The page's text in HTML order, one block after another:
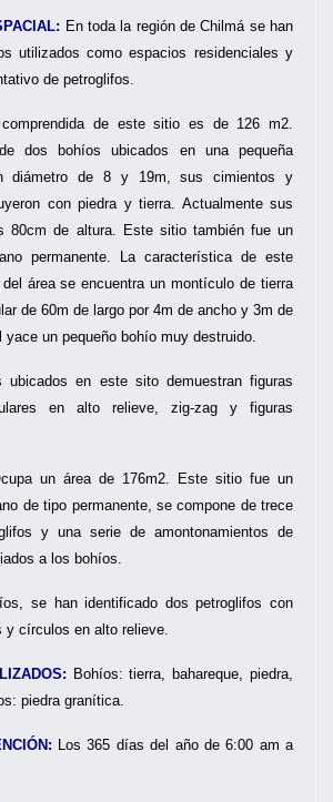
En toda la región de Chilmá se han
utilizados como espacios residenciales y
de petroglifos.
de este sitio es de 126 m2.
dos bohíos ubicados en una pequeña
diámetro de 8 y 19m, sus cimientos y
con piedra y tierra. Actualmente sus
80cm de altura. Este sitio también fue un
permanente. La característica de este
área se encuentra un montículo de tierra
de 60m de largo por 4m de ancho y 3m de
un pequeño bohío muy destruido.
ubicados en este sito demuestran figuras
en alto relieve, zig-zag y figuras
un área de 176m2. Este sitio fue un
de tipo permanente, se compone de trece
y una serie de amontonamientos de
a los bohíos.
se han identificado dos petroglifos con
y círculos en alto relieve.
Bohíos: tierra, bahareque, piedra,
piedra granítica.
Los 365 días del año de 6:00 am a